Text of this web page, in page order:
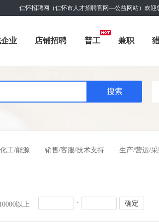
仁怀招聘网（仁怀市人才招聘官网—公益网站）欢迎
业 店铺招聘 普工 兼职
化工/能源 销售/客服/技术支持 生产/营运/
以上 -